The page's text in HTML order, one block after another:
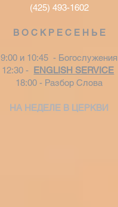
(425) 493-1602
В О С К Р Е С Е Н Ь Е
9:00 и 10:45 - Богослужения
12:30 - ENGLISH SERVICE
18:00 - Разбор Слова
НА НЕДЕЛЕ В ЦЕРКВИ